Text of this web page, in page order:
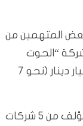
المتهمين من
“الحوت
الأحدب” بعدما ألقي القبض عليه في إقليم كردستان، حيث بلغت السرقات المسجلة باسمه 988 مليار دينار (نحو 7
وأُعلن عما يعرف بسرقة القرن في عهد الحكومة السابقة عام 2022، على خلفية اشتراك تحالف مؤلف من 5 شركات